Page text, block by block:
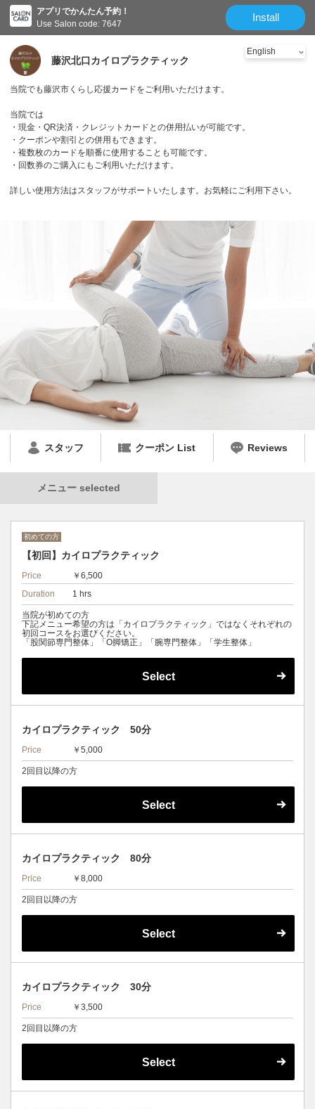
アプリでかんたん予約！
Use Salon code: 7647
Install
藤沢北口カイロプラクティック
当院でも藤沢市くらし応援カードをご利用いただけます。
当院では
・現金・QR決済・クレジットカードとの併用払いが可能です。
・クーポンや割引との併用もできます。
・複数枚のカードを順番に使用することも可能です。
・回数券のご購入にもご利用いただけます。
詳しい使用方法はスタッフがサポートいたします。お気軽にご利用下さい。
スタッフ クーポン List Reviews
メニュー selected
初めての方
【初回】カイロプラクティック
Price
￥6,500
Duration
1 hrs
当院が初めての方
下記メニュー希望の方は「カイロプラクティック」ではなくそれぞれの
初回コースをお選びください。
「股関節専門整体」「O脚矯正」「腕専門整体」「学生整体」
Select
カイロプラクティック 50分
Price ￥5,000
2回目以降の方
Select
カイロプラクティック 80分
Price ￥8,000
2回目以降の方
Select
カイロプラクティック 30分
Price ￥3,500
2回目以降の方
Select